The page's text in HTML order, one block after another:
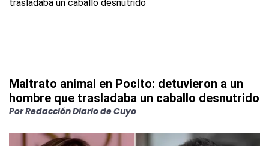
Maltrato animal en Pocito: detuvieron a un
hombre que trasladaba un caballo desnutrido
PorRedacción Diario de Cuyo